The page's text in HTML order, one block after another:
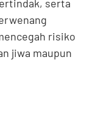
serta
risiko
jiwa maupun